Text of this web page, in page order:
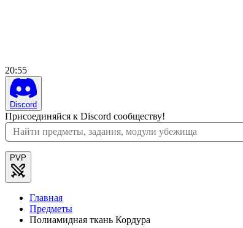
20:56
Discord
Присоединяйся к Discord сообществу!
PVP
Главная
Предметы
Полиамидная ткань Кордура